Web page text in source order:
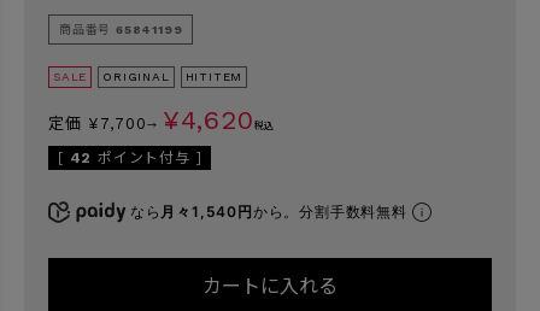
商品番号 65841199
SALE ORIGINAL HITITEM
定価 ¥ 7,700→ ¥4,620 税込
[ 42 ポイント付与 ]
なら 月々1,540円から。分割手数料無料
カートに入れる